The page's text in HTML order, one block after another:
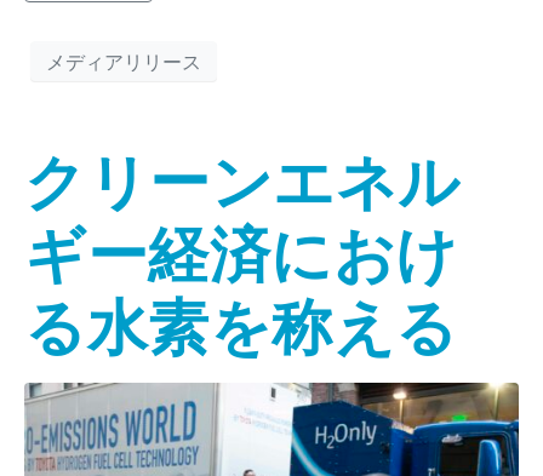
メディアリリース
クリーンエネル
ギー経済におけ
る水素を称える